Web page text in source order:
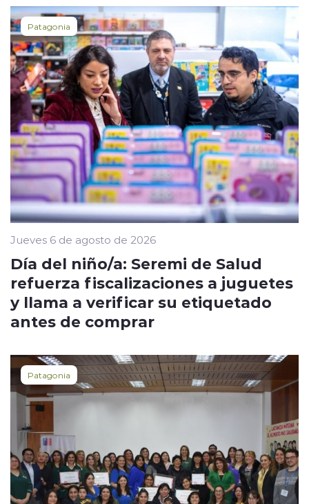
Patagonia
Jueves 6 de agosto de 2026
Día del niño/a: Seremi de Salud
refuerza fiscalizaciones a juguetes
y llama a verificar su etiquetado
antes de comprar
Patagonia